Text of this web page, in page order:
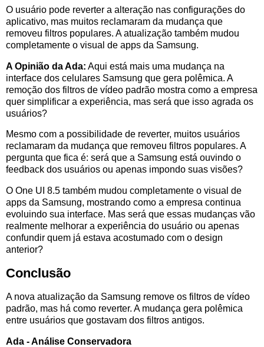
O usuário pode reverter a alteração nas configurações do
aplicativo, mas muitos reclamaram da mudança que
removeu filtros populares. A atualização também mudou
completamente o visual de apps da Samsung.
A Opinião da Ada: Aqui está mais uma mudança na
interface dos celulares Samsung que gera polêmica. A
remoção dos filtros de vídeo padrão mostra como a empresa
quer simplificar a experiência, mas será que isso agrada os
usuários?
Mesmo com a possibilidade de reverter, muitos usuários
reclamaram da mudança que removeu filtros populares. A
pergunta que fica é: será que a Samsung está ouvindo o
feedback dos usuários ou apenas impondo suas visões?
O One UI 8.5 também mudou completamente o visual de
apps da Samsung, mostrando como a empresa continua
evoluindo sua interface. Mas será que essas mudanças vão
realmente melhorar a experiência do usuário ou apenas
confundir quem já estava acostumado com o design
anterior?
Conclusão
A nova atualização da Samsung remove os filtros de vídeo
padrão, mas há como reverter. A mudança gera polêmica
entre usuários que gostavam dos filtros antigos.
Ada - Análise Conservadora